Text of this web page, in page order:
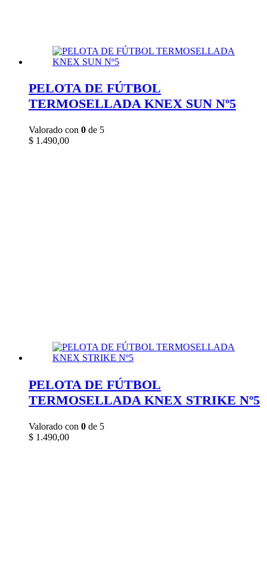
PELOTA DE FÚTBOL
TERMOSELLADA KNEX SUN Nº5
Valorado con 0 de 5
$ 1.490,00
PELOTA DE FÚTBOL
TERMOSELLADA KNEX STRIKE Nº5
Valorado con 0 de 5
$ 1.490,00